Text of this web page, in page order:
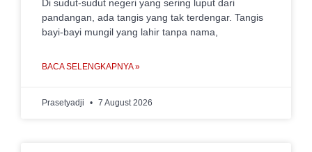
Di sudut-sudut negeri yang sering luput dari
pandangan, ada tangis yang tak terdengar. Tangis
bayi-bayi mungil yang lahir tanpa nama,
BACA SELENGKAPNYA »
Prasetyadji 7 August 2026